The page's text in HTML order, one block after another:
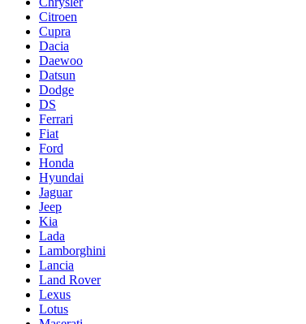
Citroen
Cupra
Dacia
Daewoo
Datsun
Dodge
DS
Ferrari
Fiat
Ford
Honda
Hyundai
Jaguar
Jeep
Kia
Lada
Lamborghini
Lancia
Land Rover
Lexus
Lotus